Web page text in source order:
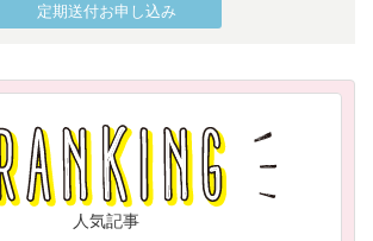
定期送付お申し込み
人気記事